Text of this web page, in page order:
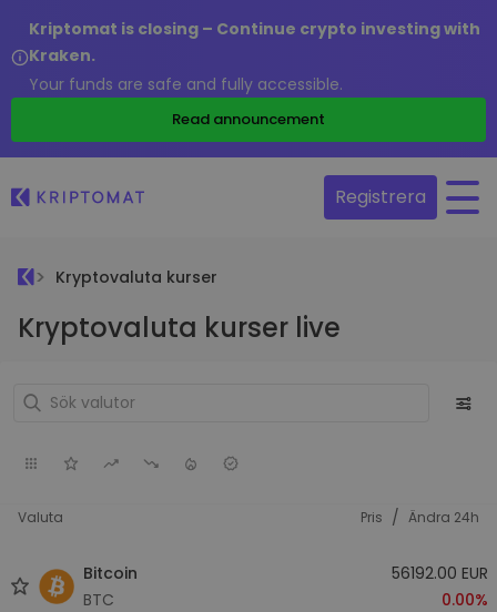
Kriptomat is closing – Continue crypto investing with
Kraken.
Your funds are safe and fully accessible.
Read announcement
Registrera
Kryptovaluta kurser
Kryptovaluta kurser live
Valuta Pris / Ändra 24h
Bitcoin
BTC
56192.00 EUR
0.00%